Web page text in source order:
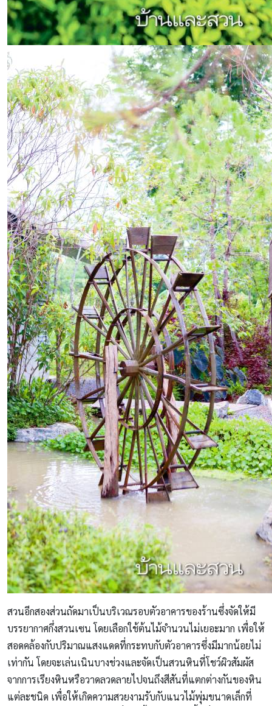
สวนอีกสองส่วนถัดมาเป็นบริเวณรอบตัวอาคารของร้านซึ่งจัดให้มี
บรรยากาศกึ่งสวนเซน โดยเลือกใช้ต้นไม้จำนวนไม่เยอะมาก เพื่อให้
สอดคล้องกับปริมาณแสงแดดที่กระทบกับตัวอาคารซึ่งมีมากน้อยไม่
เท่ากัน โดยจะเล่นเนินบางช่วงและจัดเป็นสวนหินที่โชว์ผิวสัมผัส
จากการเรียงหินหรือวาดลวดลายไปจนถึงสีสันที่แตกต่างกันของหิน
แต่ละชนิด เพื่อให้เกิดความสวยงามรับกับแนวไม้พุ่มขนาดเล็กที่